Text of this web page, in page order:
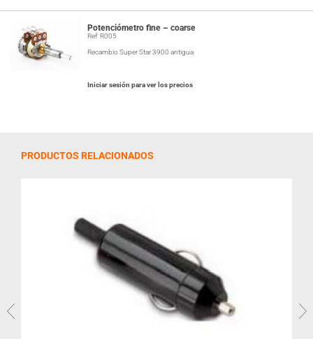
Potenciómetro fine – coarse
Ref: R005
Recambio Super Star 3900 antigua
Iniciar sesión para ver los precios
PRODUCTOS RELACIONADOS